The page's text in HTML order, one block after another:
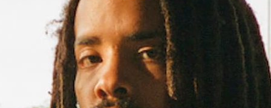
Location de
BRDCST